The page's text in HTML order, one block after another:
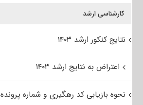
کارشناسی ارشد
نتایج کنکور ارشد ۱۴۰۳
اعتراض به نتایج ارشد ۱۴۰۳
نحوه بازیابی کد رهگیری و شماره پرونده